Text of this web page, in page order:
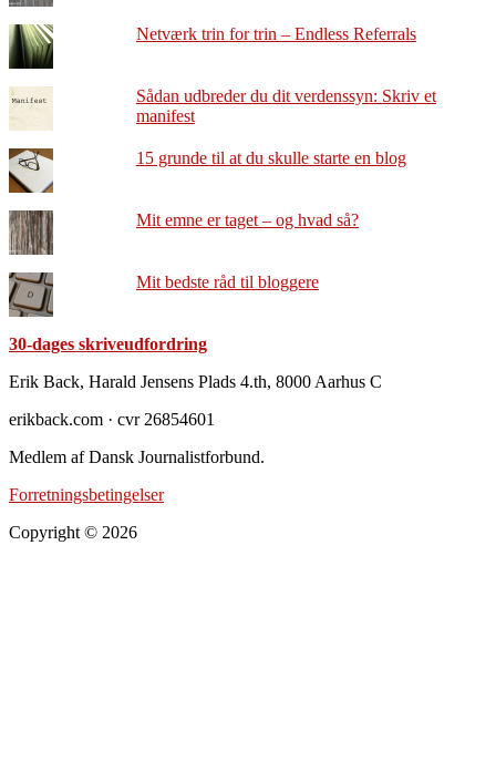
Netværk trin for trin – Endless Referrals
Sådan udbreder du dit verdenssyn: Skriv et
manifest
15 grunde til at du skulle starte en blog
Mit emne er taget – og hvad så?
Mit bedste råd til bloggere
30-dages skriveudfordring
Footer
Erik Back, Harald Jensens Plads 4.th, 8000 Aarhus C
erikback.com · cvr 26854601
Medlem af Dansk Journalistforbund.
Forretningsbetingelser
Copyright © 2026